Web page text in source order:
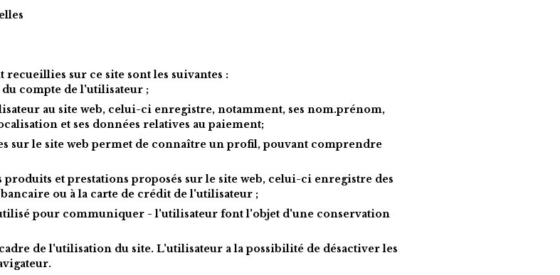
sur ce site sont les suivantes :
compte de l'utilisateur ;
au site web, celui-ci enregistre, notamment, ses nom.prénom,
et ses données relatives au paiement;
sur le site web permet de connaître un profil, pouvant comprendre
produits et prestations proposés sur le site web, celui-ci enregistre des
ou à la carte de crédit de l'utilisateur ;
pour communiquer - l'utilisateur font l'objet d'une conservation
de l'utilisation du site. L'utilisateur a la possibilité de désactiver les